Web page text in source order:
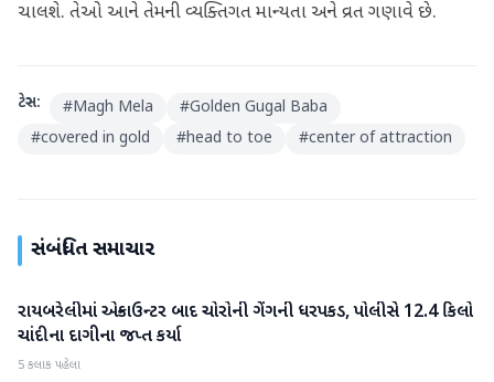
ચાલશે. તેઓ આને તેમની વ્યક્તિગત માન્યતા અને વ્રત ગણાવે છે.
ટેગ્સ: #Magh Mela #Golden Gugal Baba
#covered in gold #head to toe #center of attraction
સંબંધિત સમાચાર
રાષ્ટ્રીય
રાયબરેલીમાં એન્કાઉન્ટર બાદ ચોરોની ગેંગની ધરપકડ, પોલીસે 12.4 કિલો
ચાંદીના દાગીના જપ્ત કર્યા
5 કલાક પહેલા